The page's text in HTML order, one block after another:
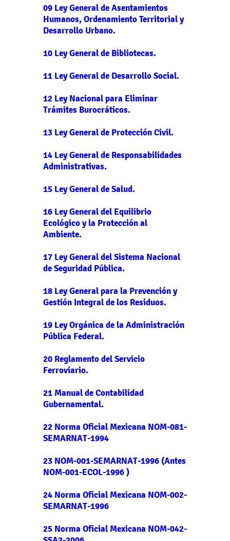
09 Ley General de Asentamientos
Humanos, Ordenamiento Territorial y
Desarrollo Urbano.
10 Ley General de Bibliotecas.
11 Ley General de Desarrollo Social.
12 Ley Nacional para Eliminar
Trámites Burocráticos.
13 Ley General de Protección Civil.
14 Ley General de Responsabilidades
Administrativas.
15 Ley General de Salud.
16 Ley General del Equilibrio
Ecológico y la Protección al
Ambiente.
17 Ley General del Sistema Nacional
de Seguridad Pública.
18 Ley General para la Prevención y
Gestión Integral de los Residuos.
19 Ley Orgánica de la Administración
Pública Federal.
20 Reglamento del Servicio
Ferroviario.
21 Manual de Contabilidad
Gubernamental.
22 Norma Oficial Mexicana NOM-081-
SEMARNAT-1994
23 NOM-001-SEMARNAT-1996 (Antes
NOM-001-ECOL-1996 )
24 Norma Oficial Mexicana NOM-002-
SEMARNAT-1996
25 Norma Oficial Mexicana NOM-042-